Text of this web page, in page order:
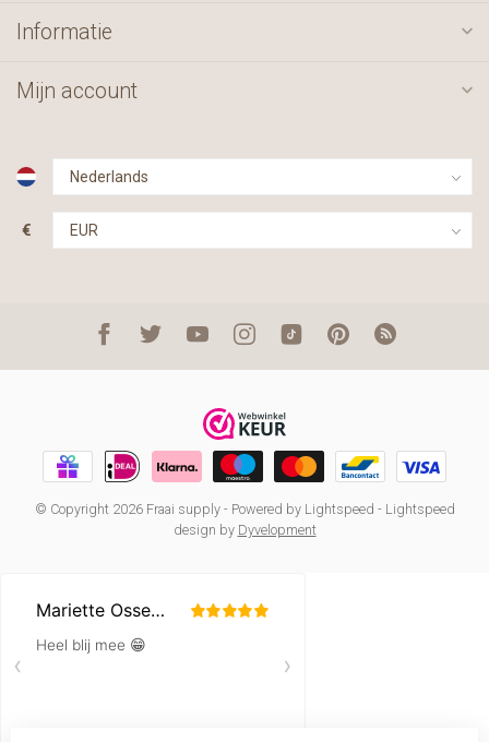
Informatie
Mijn account
€
© Copyright 2026 Fraai supply- Powered by Lightspeed - Lightspeed
design by Dyvelopment